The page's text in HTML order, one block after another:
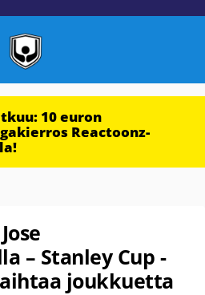
10 euron
Reactoonz-
– Stanley Cup -
joukkuetta